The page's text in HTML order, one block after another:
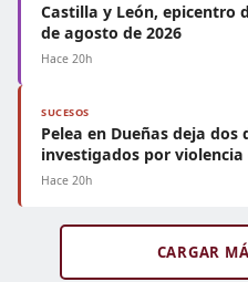
Castilla y León, epicentro
de agosto de 2026
Hace 20h
SUCESOS
Pelea en Dueñas deja dos
investigados por violencia
Hace 20h
CARGAR